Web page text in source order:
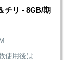
チリ - 8GB/期
使用後は